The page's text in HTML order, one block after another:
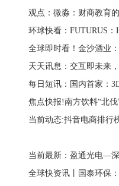
观点：微淼：财商教育
环球快看：FUTURUS
全球即时看！金沙酒业
天天讯息：交互即未来
每日短讯：国内首家：
焦点快报!南方饮料“北
当前动态:抖音电商排行
当前最新：盈通光电—
全球快资讯丨国泰环保